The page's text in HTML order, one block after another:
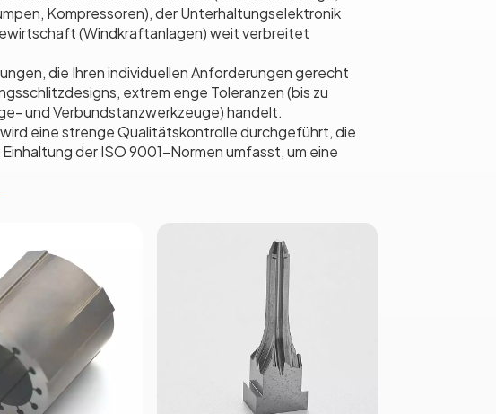
Kompressoren), der Unterhaltungselektronik
(Windkraftanlagen) weit verbreitet
die Ihren individuellen Anforderungen gerecht
extrem enge Toleranzen (bis zu
und Verbundstanzwerkzeuge) handelt.
eine strenge Qualitätskontrolle durchgeführt, die
der ISO 9001-Normen umfasst, um eine